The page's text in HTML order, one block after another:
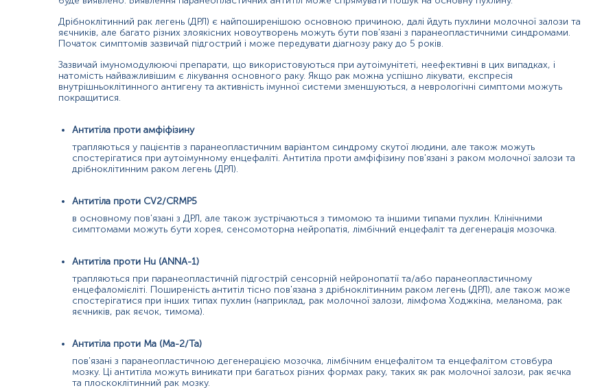
може виникати при паранеопластичному неврологічному захворюванні, пов'язаному з ДРЛ, з неврологічними симптомами або
антитіла проти Hu та CV2. У пацієнтів, які мають лише антитіла до Zic4, зазвичай проявляються симптоми дегенерації мозочка.
ширшого спектру симптомів.
сироватка крові
Кров відбирається натщесерце (через 8-12 год після прийому їжі).
Напередодні рекомендовано виключити жирну їжу, стресові ситуації, прийом алкоголю, паління, прийом ліків, фізичні
ліків неможливо, потрібно повідомити про це адміністратора.
В день дослідження допускається вживання невеликої кількості води.
Для грудних дітей перед здачею крові витримати максимально можливу паузу між годуваннями.
Дітей до 5 років перед здачею крові бажано поїти чистою негазованою водою (порціями до 150-200 мл протягом 30 хв).
Самостійно проводити відбір не рекомендується, для гарантування правильного результату відбір має провести
Дрібноклітинний рак легень (ДРЛ) є найпоширенішою основною причиною, далі йдуть пухлини молочної залози та
яєчників, але багато різних злоякісних новоутворень можуть бути пов'язані з паранеопластичними синдромами.
Початок симптомів зазвичай підгострий і може передувати діагнозу раку до 5 років.
Зазвичай імуномодулюючі препарати, що використовуються при аутоімунітеті, неефективні в цих випадках, і
натомість найважливішим є лікування основного раку. Якщо рак можна успішно лікувати, експресія
внутрішньоклітинного антигену та активність імунної системи зменшуються, а неврологічні симптоми можуть
покращитися.
Антитіла проти амфіфізину
трапляються у пацієнтів з паранеопластичним варіантом синдрому скутої людини, але також можуть
спостерігатися при аутоімунному енцефаліті. Антитіла проти амфіфізину пов'язані з раком молочної залози та
дрібноклітинним раком легень (ДРЛ).
Антитіла проти CV2/CRMP5
в основному пов'язані з ДРЛ, але також зустрічаються з тимомою та іншими типами пухлин. Клінічними
симптомами можуть бути хорея, сенсомоторна нейропатія, лімбічний енцефаліт та дегенерація мозочка.
Антитіла проти Hu (ANNA-1)
трапляються при паранеопластичній підгострій сенсорній нейронопатії та/або паранеопластичному
енцефаломієліті. Поширеність антитіл тісно пов'язана з дрібноклітинним раком легень (ДРЛ), але також може
спостерігатися при інших типах пухлин (наприклад, рак молочної залози, лімфома Ходжкіна, меланома, рак
яєчників, рак яєчок, тимома).
Антитіла проти Ma (Ma-2/Ta)
пов'язані з паранеопластичною дегенерацією мозочка, лімбічним енцефалітом та енцефалітом стовбура
мозку. Ці антитіла можуть виникати при багатьох різних формах раку, таких як рак молочної залози, рак яєчка
та плоскоклітинний рак мозку.